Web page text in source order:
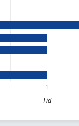
1
Tid